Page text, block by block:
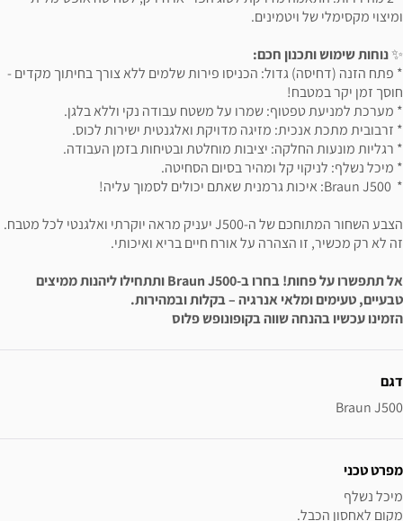
ומיצוי מקסימלי של ויטמינים.
✨נוחות שימוש ותכנון חכם:
* פתח הזנה (דחיסה) גדול: הכניסו פירות שלמים ללא צורך בחיתוך מקדים -
חוסך זמן יקר במטבח!
* מערכת למניעת טפטוף: שמרו על משטח עבודה נקי וללא בלגן.
* זרבובית מתכת אנכית: מזיגה מדויקת ואלגנטית ישירות לכוס.
* רגליות מונעות החלקה: יציבות מוחלטת ובטיחות בזמן העבודה.
* מיכל נשלף: לניקוי קל ומהיר בסיום הסחיטה.
* Braun J500: איכות גרמנית שאתם יכולים לסמוך עליה!
הצבע השחור המתוחכם של ה-J500 יעניק מראה יוקרתי ואלגנטי לכל מטבח.
זה לא רק מכשיר, זו הצהרה על אורח חיים בריא ואיכותי.
אל תתפשרו על פחות! בחרו ב-Braun J500 ותתחילו ליהנות ממיצים
טבעיים, טעימים ומלאי אנרגיה – בקלות ובמהירות.
הזמינו עכשיו בהנחה שווה בקופונופש פלוס
דגם
Braun J500
מפרט טכני